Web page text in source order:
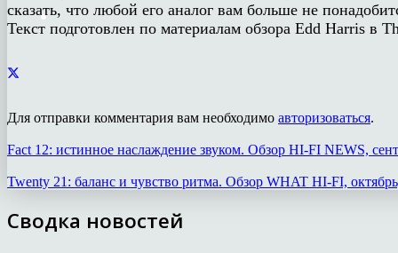
сказать, что любой его аналог вам больше не
Текст подготовлен по материалам обзора Edd Harris в
Для отправки комментария вам необходимо авторизоваться.
Fact 12: истинное наслаждение звуком. Обзор HI-FI NEWS,
Twenty 21: баланс и чувство ритма. Обзор WHAT HI-FI,
Сводка новостей